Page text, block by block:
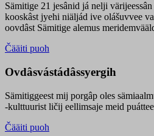
Sämitige 21 jesânid já nelji
kooskâst jyehi niäljád ive olášuvvee
oovdâst Sämitige alemus
Čääiti puoh
Ovdâsvástádâssyergih
Sämitiggeest mij porgâp oles
-kulttuurist ličij eellimsaje meid
Čääiti puoh